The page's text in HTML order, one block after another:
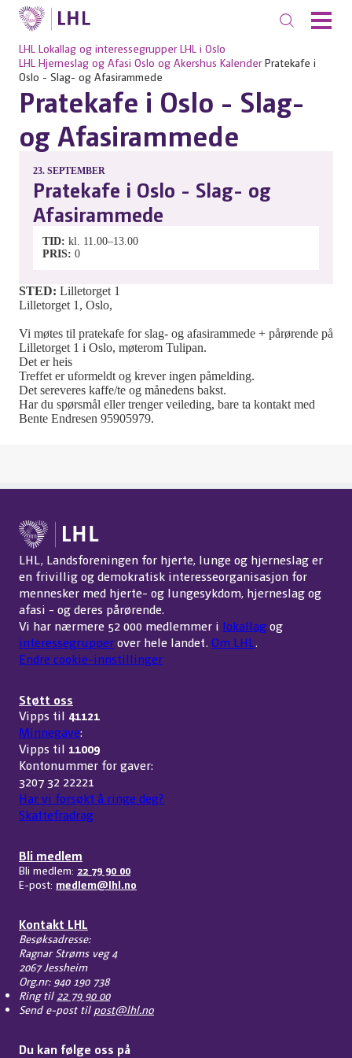
LHL Lokallag og interessegrupper LHL i Oslo
LHL Hjerneslag og Afasi Oslo og Akershus Kalender Pratekafe i
Oslo - Slag- og Afasirammede
Pratekafe i Oslo - Slag-
og Afasirammede
23. SEPTEMBER
Pratekafe i Oslo - Slag- og
Afasirammede
TID kl. 11.00–13.00
PRIS 0
STED: Lilletorget 1
Lilletorget 1, Oslo,
Vi møtes til pratekafe for slag- og afasirammede + pårørende på
Lilletorget 1 i Oslo, møterom Tulipan.
Det er heis
Treffet er uformeldt og krever ingen påmelding.
Det sereveres kaffe/te og månedens bakst.
Har du spørsmål eller trenger veileding, bare ta kontakt med
Bente Endresen 95905979.
LHL, Landsforeningen for hjerte, lunge og hjerneslag er
en frivillig og demokratisk interesseorganisasjon for
mennesker med hjerte- og lungesykdom, hjerneslag og
afasi - og deres pårørende.
Vi har nærmere 52 000 medlemmer i lokallagog
interessegrupperover hele landet. Om LHL.
Endre cookie-innstillinger
Støtt oss
Vipps til 41121
Minnegave:
Vipps til 11009
Kontonummer for gaver:
3207 32 22221
Har vi forsøkt å ringe deg?
Skattefradrag
Bli medlem
Bli medlem: 22 79 90 00
E-post: medlem@lhl.no
Kontakt LHL
Besøksadresse:
Ragnar Strøms veg 4
2067 Jessheim
Org.nr: 940 190 738
Ring til 22 79 90 00
Send e-post til post@lhl.no
Du kan følge oss på